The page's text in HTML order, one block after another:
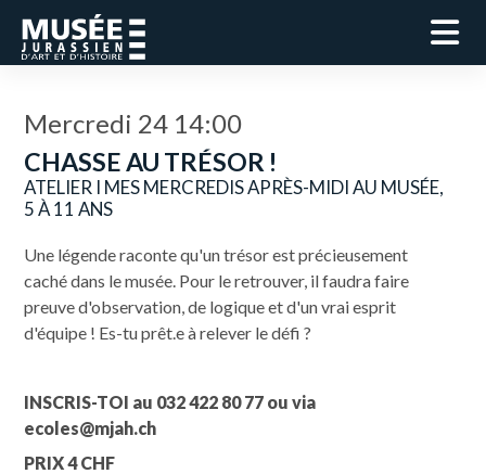
Mercredi 24 14:00
CHASSE AU TRÉSOR !
ATELIER I MES MERCREDIS APRÈS-MIDI AU MUSÉE,
5 À 11 ANS
Une légende raconte qu'un trésor est précieusement
caché dans le musée. Pour le retrouver, il faudra faire
preuve d'observation, de logique et d'un vrai esprit
d'équipe ! Es-tu prêt.e à relever le défi ?
INSCRIS-TOI au 032 422 80 77 ou via
ecoles@mjah.ch
PRIX 4 CHF